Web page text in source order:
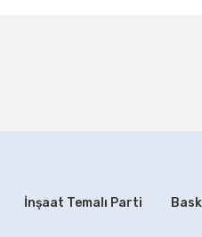
İnşaat Temalı Parti